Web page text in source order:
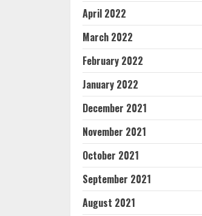
April 2022
March 2022
February 2022
January 2022
December 2021
November 2021
October 2021
September 2021
August 2021